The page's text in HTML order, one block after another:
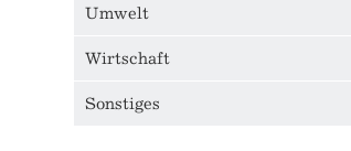
Umwelt
Wirtschaft
Sonstiges